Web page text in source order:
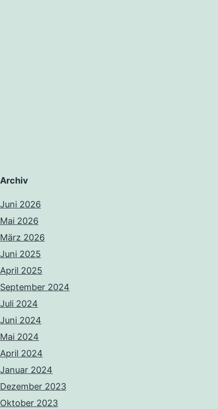
Archiv
Juni 2026
Mai 2026
März 2026
Juni 2025
April 2025
September 2024
Juli 2024
Juni 2024
Mai 2024
April 2024
Januar 2024
Dezember 2023
Oktober 2023